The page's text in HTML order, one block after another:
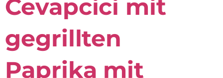
Cevapcici mit
gegrillten
Paprika mit